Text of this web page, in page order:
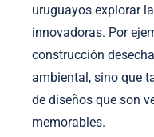
uruguayos explorar
innovadoras. Por
construcción
ambiental, sino que
de diseños que son
memorables.